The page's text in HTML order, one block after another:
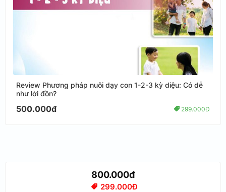
Review Phương pháp nuôi dạy con 1-2-3 kỳ diệu: Có dễ
như lời đồn?
500.000đ 299.000Đ
800.000đ
299.000Đ